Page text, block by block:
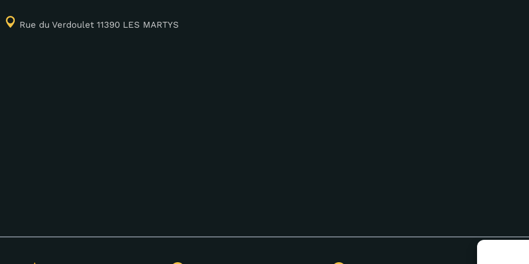
Rue du Verdoulet 11390 LES MARTYS